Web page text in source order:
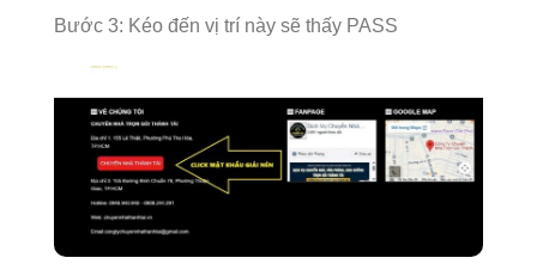
Bước 3: Kéo đến vị trí này sẽ thấy PASS